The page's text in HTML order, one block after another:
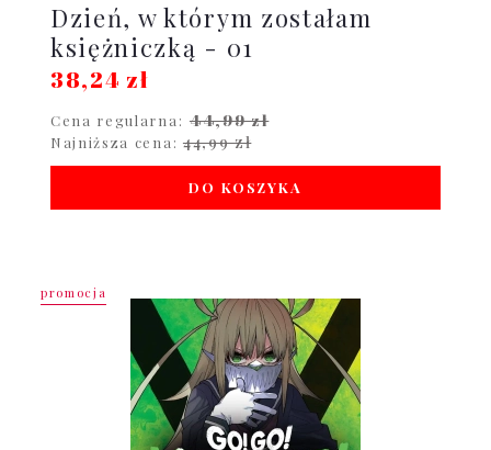
Dzień, w którym zostałam
księżniczką - 01
38,24 zł
Cena regularna: 44,99 zł
Najniższa cena: 44,99 zł
DO KOSZYKA
promocja